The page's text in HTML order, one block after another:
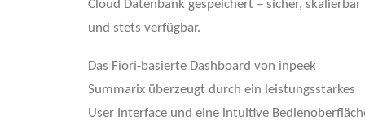
Cloud Datenbank gespeichert – sicher, skalierbar
und stets verfügbar.
Das Fiori-basierte Dashboard von inpeek
Summarix überzeugt durch ein leistungsstarkes
User Interface und eine intuitive